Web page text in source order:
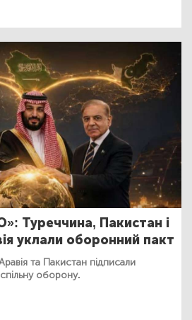
Туреччина, Пакистан і
уклали оборонний пакт
та Пакистан підписали
оборону.